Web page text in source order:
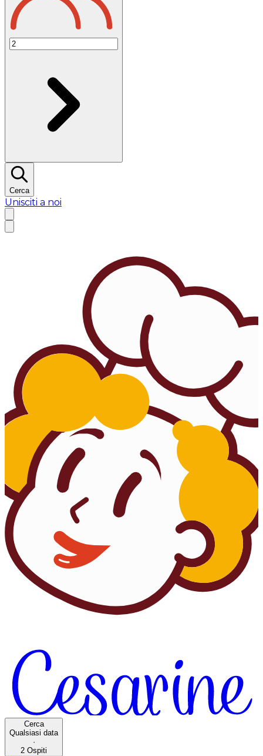
Cerca
Unisciti a noi
Cerca
Qualsiasi data
·
2 Ospiti